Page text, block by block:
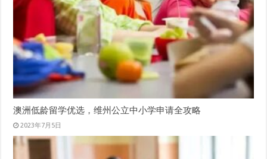
澳洲低龄留学优选，维州公立中小学申请全攻略
2023年7月5日